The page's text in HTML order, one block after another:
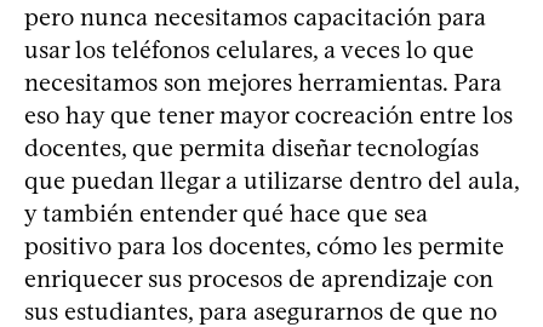
pero nunca necesitamos capacitación para
usar los teléfonos celulares, a veces lo que
necesitamos son mejores herramientas. Para
eso hay que tener mayor cocreación entre los
docentes, que permita diseñar tecnologías
que puedan llegar a utilizarse dentro del aula,
y también entender qué hace que sea
positivo para los docentes, cómo les permite
enriquecer sus procesos de aprendizaje con
sus estudiantes, para asegurarnos de que no